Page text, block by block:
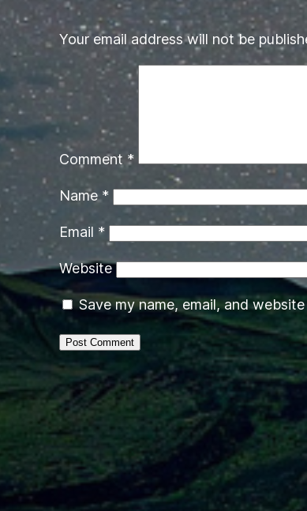
Your email address will not be
Comment *
Name*
Email *
Website
Save my name, email, and